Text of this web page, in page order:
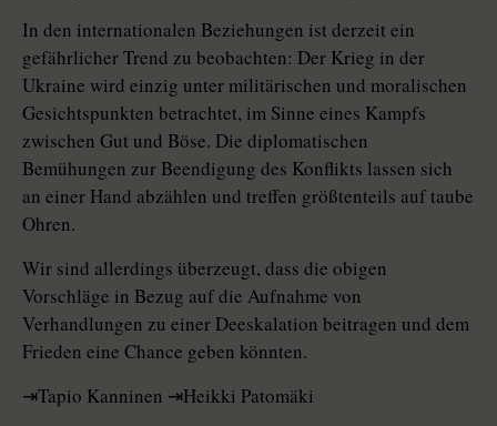
In den internationalen Beziehungen ist derzeit ein
gefährlicher Trend zu beobachten: Der Krieg in der
Ukraine wird einzig unter militärischen und moralischen
Gesichtspunkten betrachtet, im Sinne eines Kampfs
zwischen Gut und Böse. Die diplomatischen
Bemühungen zur Beendigung des Konflikts lassen sich
an einer Hand abzählen und treffen größtenteils auf taube
Ohren.
Wir sind allerdings überzeugt, dass die obigen
Vorschläge in Bezug auf die Aufnahme von
Verhandlungen zu einer Deeskalation beitragen und dem
Frieden eine Chance geben könnten.
⇥Tapio Kanninen ⇥Heikki Patomäki